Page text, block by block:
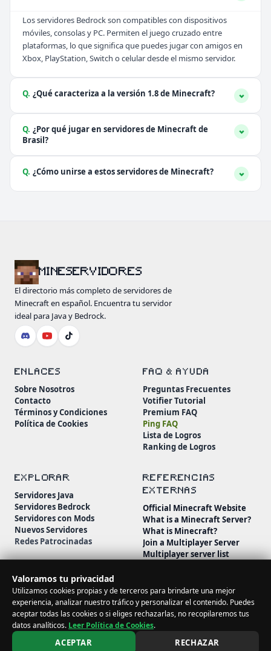
Valoramos tu privacidad
Utilizamos cookies propias y de terceros para brindarte una mejor
experiencia, analizar nuestro tráfico y personalizar el contenido. Puedes
aceptar todas las cookies o si eliges rechazarlas, no recopilaremos tus
datos analíticos. Leer Política de Cookies.
ACEPTAR RECHAZAR
Los servidores Bedrock son compatibles con dispositivos
móviles, consolas y PC. Permiten el juego cruzado entre
plataformas, lo que significa que puedes jugar con amigos en
Xbox, PlayStation, Switch o celular desde el mismo servidor.
Q. ¿Qué caracteriza a la versión 1.8 de Minecraft?
Q. ¿Por qué jugar en servidores de Minecraft de
Brasil?
Q. ¿Cómo unirse a estos servidores de Minecraft?
MINESERVIDORES
El directorio más completo de servidores de
Minecraft en español. Encuentra tu servidor
ideal para Java y Bedrock.
ENLACES
Sobre Nosotros
Contacto
Términos y Condiciones
Política de Cookies
FAQ & AYUDA
Preguntas Frecuentes
Votifier Tutorial
Premium FAQ
Ping FAQ
Lista de Logros
Ranking de Logros
EXPLORAR
Servidores Java
Servidores Bedrock
Servidores con Mods
Nuevos Servidores
Redes Patrocinadas
REFERENCIAS
EXTERNAS
Official Minecraft Website
What is a Minecraft Server?
What is Minecraft?
Join a Multiplayer Server
Multiplayer server list
© 2026 MineServidores. Todos los derechos reservados.